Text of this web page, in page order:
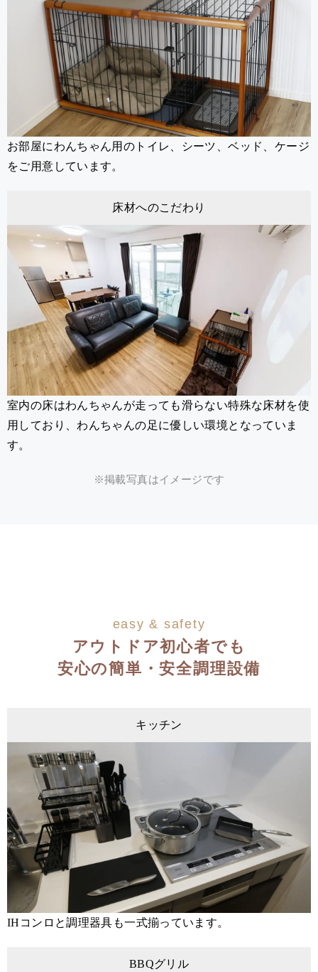
お部屋にわんちゃん用のトイレ、シーツ、ベッド、ケージ
をご用意しています。
床材へのこだわり
室内の床はわんちゃんが走っても滑らない特殊な床材を使
用しており、わんちゃんの足に優しい環境となっていま
す。
※掲載写真はイメージです
easy & safety
アウトドア初心者でも
安心の簡単・安全調理設備
キッチン
IHコンロと調理器具も一式揃っています。
BBQグリル